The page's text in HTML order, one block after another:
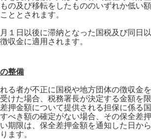
の及び移転をしたもののいずれか低い
ととされます。
１日以後に滞納となった国税及び同日
収金に適用されます。
整備
る者が不正に国税や地方団体の徴収金
けた場合、税務署長が決定する金額を
押金額について提供される担保に係る
べき額の確定がない場合、その保全差
期限は、保全差押金額を通知した日か
ます。